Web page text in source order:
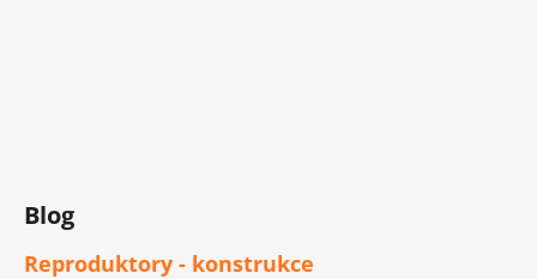
Blog
Reproduktory - konstrukce